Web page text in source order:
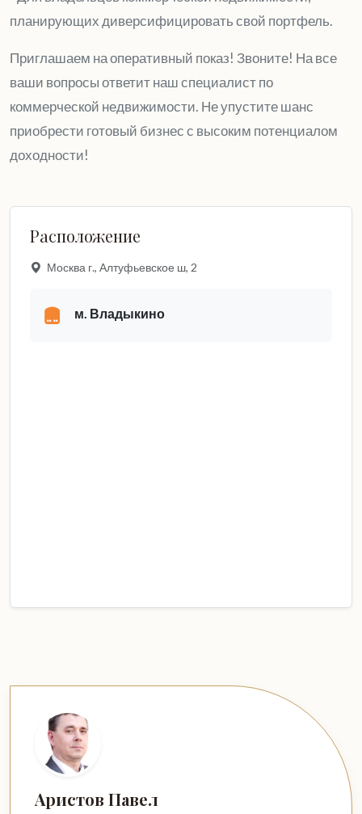
планирующих диверсифицировать свой портфель.
Приглашаем на оперативный показ! Звоните! На все
ваши вопросы ответит наш специалист по
коммерческой недвижимости. Не упустите шанс
приобрести готовый бизнес с высоким потенциалом
доходности!
Расположение
Москва г., Алтуфьевское ш, 2
м. Владыкино
Аристов Павел